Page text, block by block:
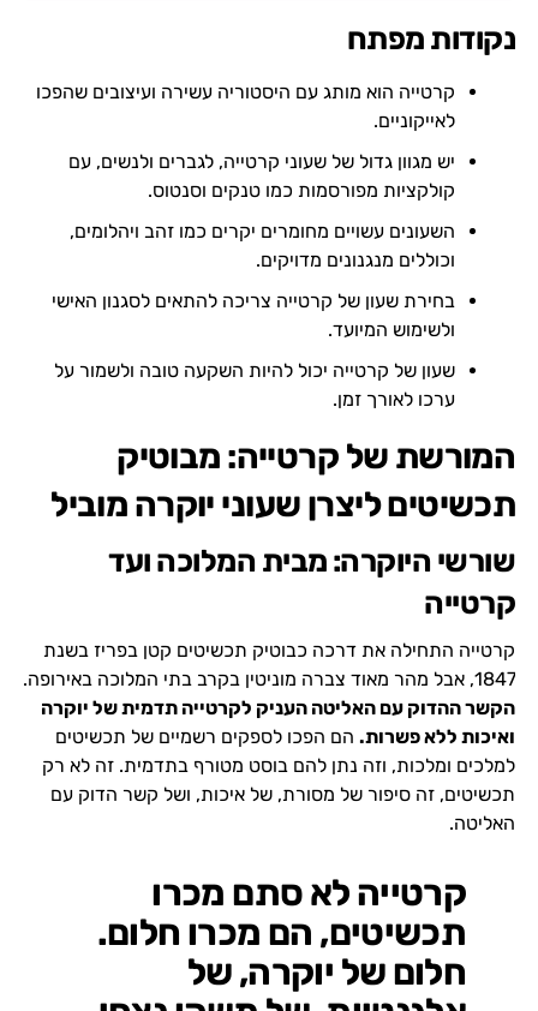
נקודות מפתח
קרטייה הוא מותג עם היסטוריה עשירה ועיצובים שהפכו
לאייקוניים.
יש מגוון גדול של שעוני קרטייה, לגברים ולנשים, עם
קולקציות מפורסמות כמו טנקים וסנטוס.
השעונים עשויים מחומרים יקרים כמו זהב ויהלומים,
וכוללים מנגנונים מדויקים.
בחירת שעון של קרטייה צריכה להתאים לסגנון האישי
ולשימוש המיועד.
שעון של קרטייה יכול להיות השקעה טובה ולשמור על
ערכו לאורך זמן.
המורשת של קרטייה: מבוטיק
תכשיטים ליצרן שעוני יוקרה מוביל
שורשי היוקרה: מבית המלוכה ועד
קרטייה
קרטייה התחילה את דרכה כבוטיק תכשיטים קטן בפריז בשנת
1847, אבל מהר מאוד צברה מוניטין בקרב בתי המלוכה באירופה.
הקשר ההדוק עם האליטה העניק לקרטייה תדמית של יוקרה
ואיכות ללא פשרות.הם הפכו לספקים רשמיים של תכשיטים
למלכים ומלכות, וזה נתן להם בוסט מטורף בתדמית. זה לא רק
תכשיטים, זה סיפור של מסורת, של איכות, ושל קשר הדוק עם
האליטה.
קרטייה לא סתם מכרו
תכשיטים, הם מכרו חלום.
חלום של יוקרה, של